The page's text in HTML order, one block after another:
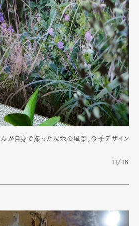
が自身で撮った現地の風景。今季デザイン
11/18